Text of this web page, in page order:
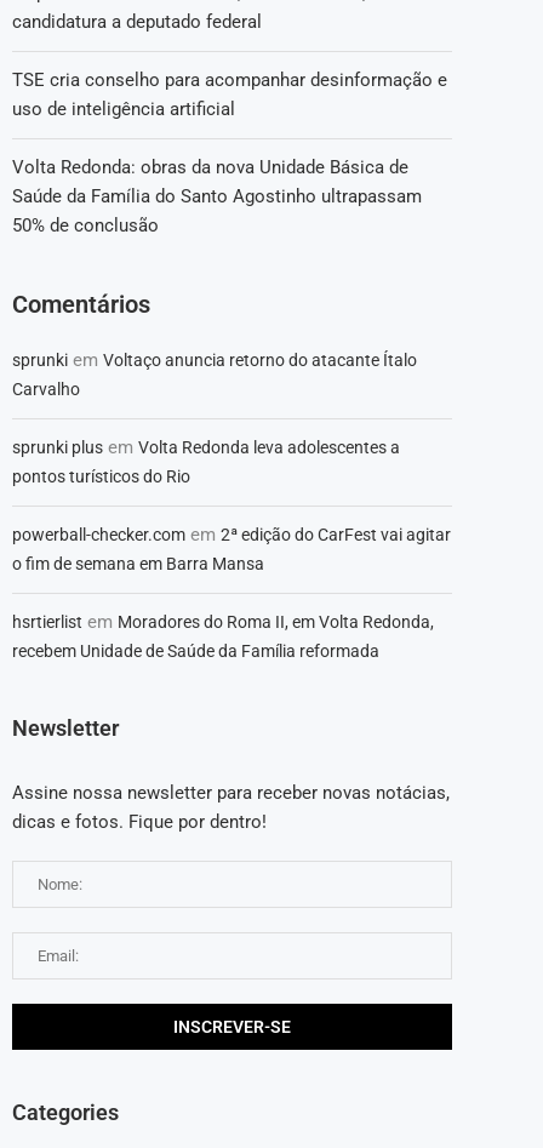
candidatura a deputado federal
TSE cria conselho para acompanhar desinformação e
uso de inteligência artificial
Volta Redonda: obras da nova Unidade Básica de
Saúde da Família do Santo Agostinho ultrapassam
50% de conclusão
Comentários
sprunki em Voltaço anuncia retorno do atacante Ítalo
Carvalho
sprunki plus em Volta Redonda leva adolescentes a
pontos turísticos do Rio
powerball-checker.com em 2ª edição do CarFest vai agitar
o fim de semana em Barra Mansa
hsrtierlist em Moradores do Roma II, em Volta Redonda,
recebem Unidade de Saúde da Família reformada
Newsletter
Assine nossa newsletter para receber novas notácias,
dicas e fotos. Fique por dentro!
Categories